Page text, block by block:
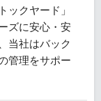
ックヤード」
ズに安心・安
当社はバック
管理をサポー